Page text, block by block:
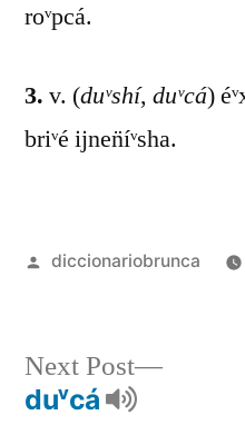
roᵛpcá.
3. v. (duᵛshí, duᵛcá)
briᵛé ijnen̈íᵛsha.
diccionariobrunca
Next Post
duᵛcá